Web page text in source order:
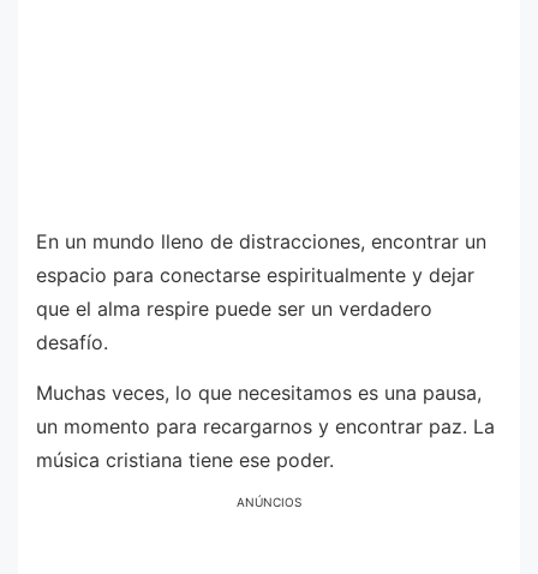
En un mundo lleno de distracciones, encontrar un
espacio para conectarse espiritualmente y dejar
que el alma respire puede ser un verdadero
desafío.
Muchas veces, lo que necesitamos es una pausa,
un momento para recargarnos y encontrar paz. La
música cristiana tiene ese poder.
ANÚNCIOS